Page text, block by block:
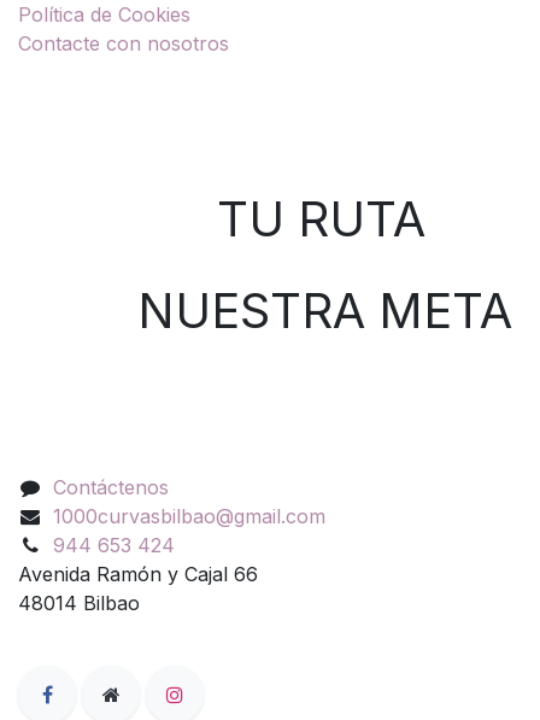
Política de Cookies
Contacte con nosotros
TU RUTA
NUESTRA META
Contáctenos
1000curvasbilbao@gmail.com
944 653 424
Avenida Ramón y Cajal 66
48014 Bilbao